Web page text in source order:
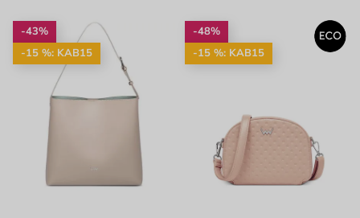
-43%
-15 %: KAB15
-48%
-15 %: KAB15